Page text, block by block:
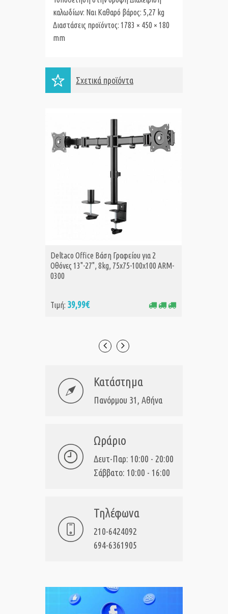
καλωδίων: Ναι Καθαρό βάρος: 5,27 kg
Διαστάσεις προϊόντος: 1783 × 450 × 180
mm
Σχετικά προϊόντα
ΑΓΟΡΑ
Deltaco Office Βάση Γραφείου για 2
Οθόνες 13"-27", 8kg, 75x75-100x100 ARM-
0300
Τιμή: 39,99€
Κατάστημα
Πανόρμου 31, Αθήνα
Ωράριο
Δευτ-Παρ: 10:00 - 20:00
Σάββατο: 10:00 - 16:00
Τηλέφωνα
210-6424092
694-6361905